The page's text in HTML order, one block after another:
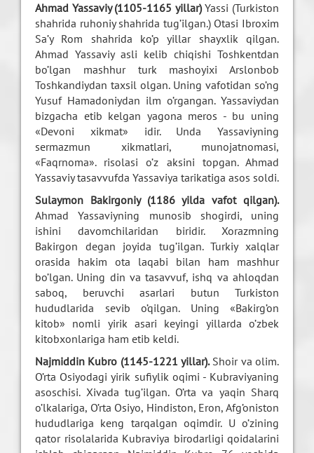
Ahmad Yassaviy (1105-1165 yillar)Yassi (Turkiston
shahrida ruhoniy shahrida tug’ilgan.) Otasi Ibroxim
Sa’y Rom shahrida ko’p yillar shayxlik qilgan.
Ahmad Yassaviy asli kelib chiqishi Toshkentdan
bo’lgan mashhur turk mashoyixi Arslonbob
Toshkandiydan taxsil olgan. Uning vafotidan so’ng
Yusuf Hamadoniydan ilm o’rgangan. Yassaviydan
bizgacha etib kelgan yagona meros - bu uning
«Devoni xikmat» idir. Unda Yassaviyning
sermazmun xikmatlari, munojatnomasi,
«Faqrnoma». risolasi o’z aksini topgan. Ahmad
Yassaviy tasavvufda Yassaviya tarikatiga asos soldi.
Sulaymon Bakirgoniy (1186 yilda vafot qilgan).
Ahmad Yassaviyning munosib shogirdi, uning
ishini davomchilaridan biridir. Xorazmning
Bakirgon degan joyida tug’ilgan. Turkiy xalqlar
orasida hakim ota laqabi bilan ham mashhur
bo’lgan. Uning din va tasavvuf, ishq va ahloqdan
saboq, beruvchi asarlari butun Turkiston
hududlarida sevib o’qilgan. Uning «Bakirg’on
kitob» nomli yirik asari keyingi yillarda o’zbek
kitobxonlariga ham etib keldi.
Najmiddin Kubro (1145-1221 yillar).Shoir va olim.
O’rta Osiyodagi yirik sufiylik oqimi - Kubraviyaning
asoschisi. Xivada tug’ilgan. O’rta va yaqin Sharq
o’lkalariga, O’rta Osiyo, Hindiston, Eron, Afg’oniston
hududlariga keng tarqalgan oqimdir. U o’zining
qator risolalarida Kubraviya birodarligi qoidalarini